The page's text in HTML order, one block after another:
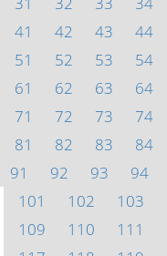
41
42 43 44
51
52 53 54
61
62 63 64
71
72 73 74
81
82 83 84
91
92 93 94
101
102 103
109
110 111